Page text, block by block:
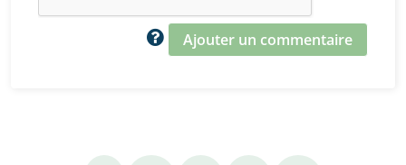
Ajouter un commentaire